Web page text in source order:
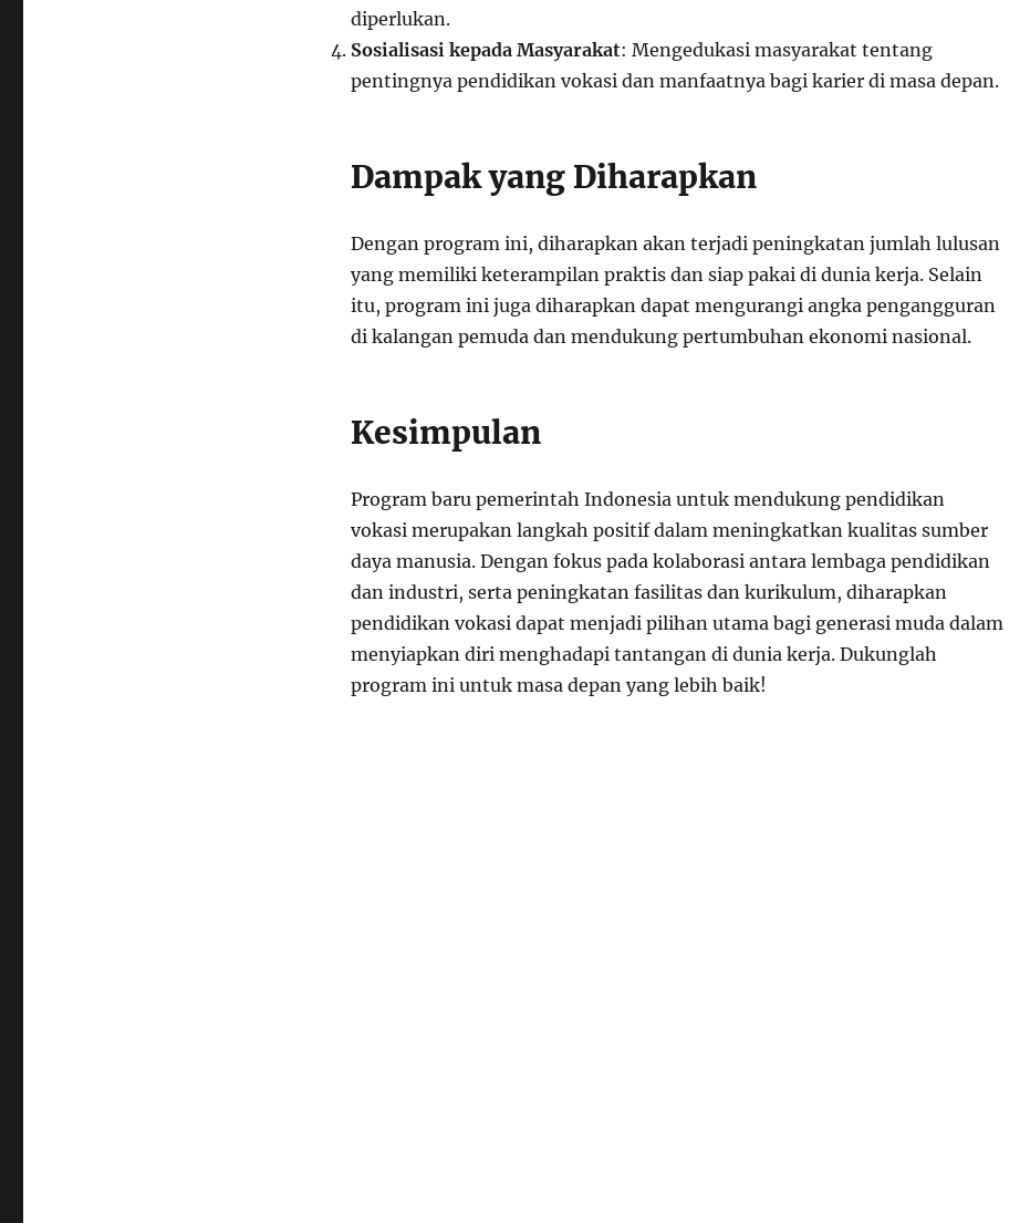
diperlukan.
Sosialisasi kepada Masyarakat: Mengedukasi masyarakat tentang
pentingnya pendidikan vokasi dan manfaatnya bagi karier di masa depan.
Dampak yang Diharapkan
Dengan program ini, diharapkan akan terjadi peningkatan jumlah lulusan
yang memiliki keterampilan praktis dan siap pakai di dunia kerja. Selain
itu, program ini juga diharapkan dapat mengurangi angka pengangguran
di kalangan pemuda dan mendukung pertumbuhan ekonomi nasional.
Kesimpulan
Program baru pemerintah Indonesia untuk mendukung pendidikan
vokasi merupakan langkah positif dalam meningkatkan kualitas sumber
daya manusia. Dengan fokus pada kolaborasi antara lembaga pendidikan
dan industri, serta peningkatan fasilitas dan kurikulum, diharapkan
pendidikan vokasi dapat menjadi pilihan utama bagi generasi muda dalam
menyiapkan diri menghadapi tantangan di dunia kerja. Dukunglah
program ini untuk masa depan yang lebih baik!